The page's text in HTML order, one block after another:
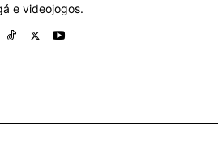
e videojogos.